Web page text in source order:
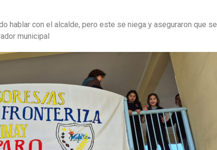
hablar con el alcalde, pero este se niega y aseguraron que se
municipal